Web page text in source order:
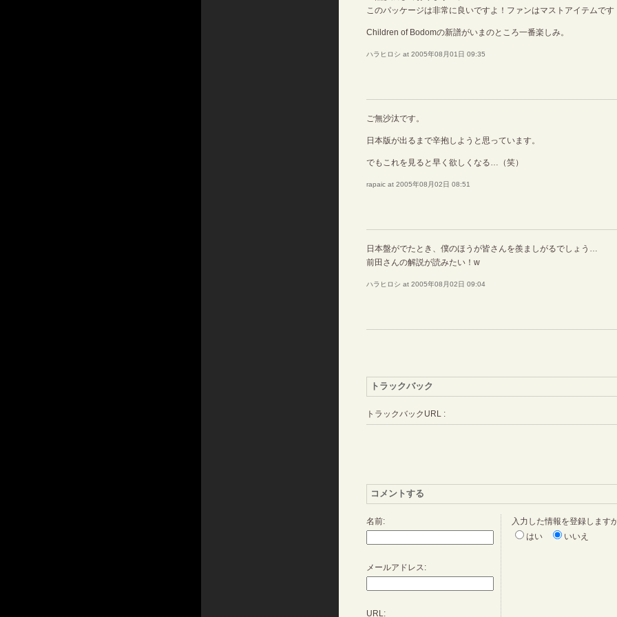
このパッケージは非常に良いですよ！ファンはマストアイテムです
Children of Bodomの新譜がいまのところ一番楽しみ。
ハラヒロシ at 2005年08月01日 09:35
ご無沙汰です。
日本版が出るまで辛抱しようと思っています。
でもこれを見ると早く欲しくなる…（笑）
rapaic at 2005年08月02日 08:51
日本盤がでたとき、僕のほうが皆さんを羨ましがるでしょう…
前田さんの解説が読みたい！w
ハラヒロシ at 2005年08月02日 09:04
トラックバック
トラックバックURL :
コメントする
名前:
メールアドレス:
URL:
入力した情報を登録します
はい
いいえ